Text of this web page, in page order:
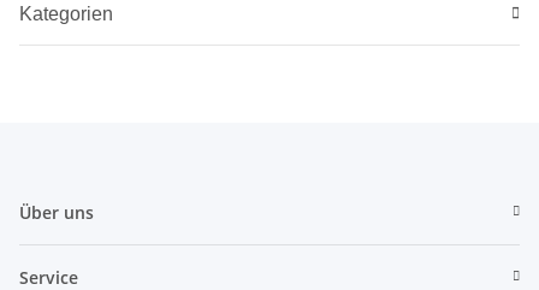
Kategorien
Über uns
Service